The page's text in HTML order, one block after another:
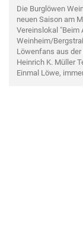
Die Burglöwen
neuen Saison am
Vereinslokal "Beim
Weinheim/
Löwenfans aus
Heinrich K. Müller
Einmal Löwe,